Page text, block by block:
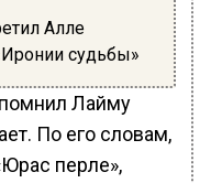
Алле
судьбы»
Лайму
По его словам,
перле»,